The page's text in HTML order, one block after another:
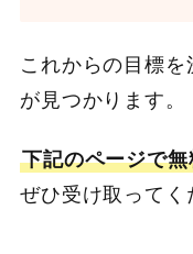
これからの目標
が見つかります。
下記のページで
ぜひ受け取ってく